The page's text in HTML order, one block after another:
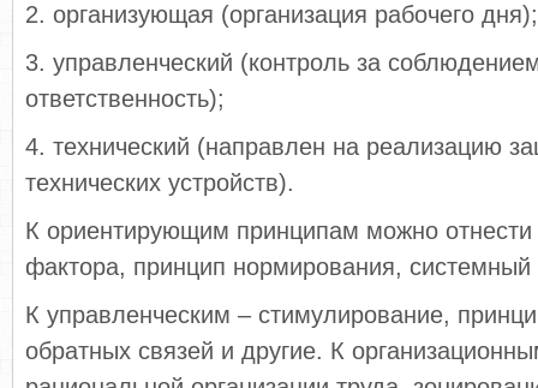
2. организующая (организация рабочего дня);
3. управленческий (контроль за
ответственность);
4. технический (направлен на реализацию
технических устройств).
К ориентирующим принципам можно отнести
фактора, принцип нормирования, системный
К управленческим – стимулирование,
обратных связей и другие. К